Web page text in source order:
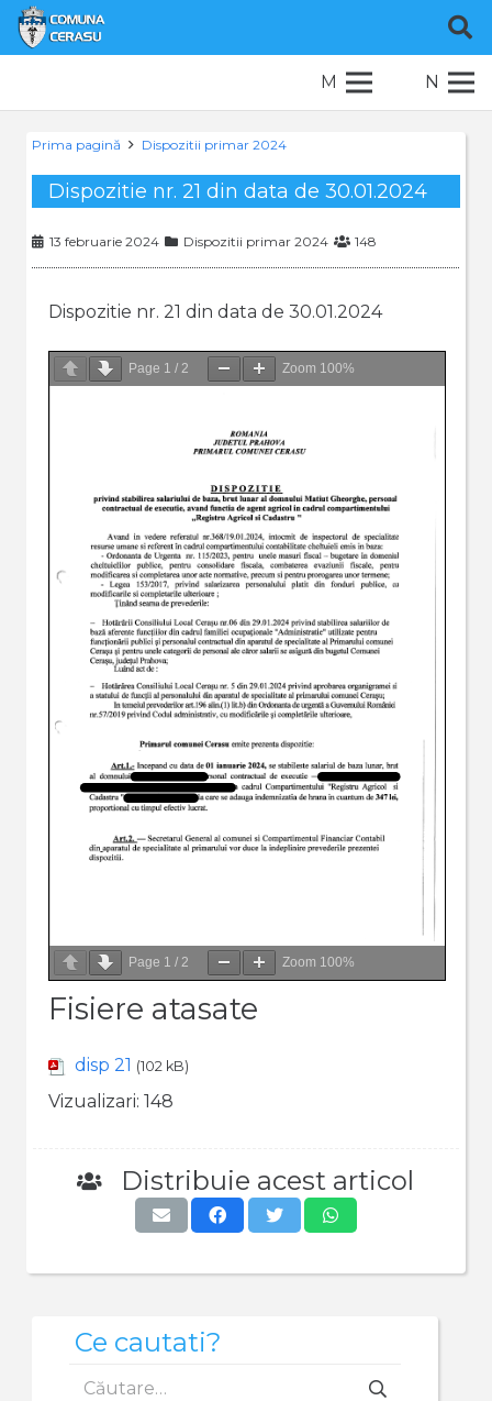
M N
Prima pagină Dispozitii primar 2024
Dispozitie nr. 21 din data de 30.01.2024
13 februarie 2024 Dispozitii primar 2024 148
Dispozitie nr. 21 din data de 30.01.2024
Page 1 / 2 Zoom 100%
Page 1 / 2 Zoom 100%
Fisiere atasate
disp 21 (102 kB)
Vizualizari: 148
Distribuie acest articol
Ce cautati?